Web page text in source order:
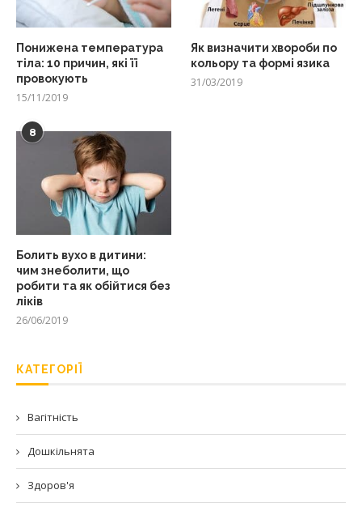
Понижена температура
тіла: 10 причин, які її
провокують
15/11/2019
Як визначити хвороби по
кольору та формі язика
31/03/2019
8
Болить вухо в дитини:
чим знеболити, що
робити та як обійтися без
ліків
26/06/2019
КАТЕГОРІЇ
Вагітність
Дошкільнята
Здоров'я